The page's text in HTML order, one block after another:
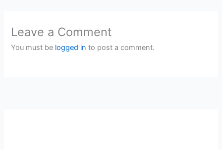
Leave a Comment
You must be logged in to post a comment.